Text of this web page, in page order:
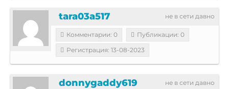
не в сети давно
tara03a517
Комментарии: 0
Публикации: 0
Регистрация: 13-08-2023
не в сети давно
donnygaddy619